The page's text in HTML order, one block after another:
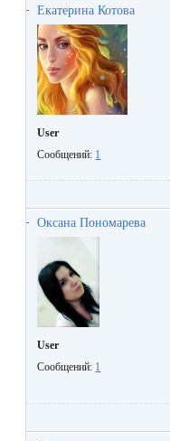
Партнерство
Администраторы
Форум
Карта
сайта
сахаром
Эпиляция
Сфинксе
Эпиляция
раз
перед
важным
Противопоказания
к
Екатерина Котова
User
Сообщений: 1
Оксана Пономарева
User
Сообщений: 1